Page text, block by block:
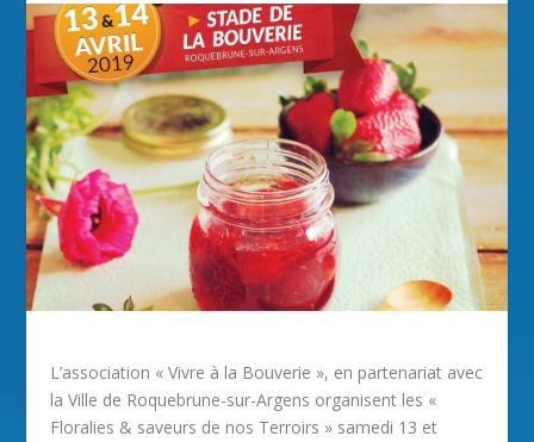
L’association « Vivre à la Bouverie », en partenariat avec
la Ville de Roquebrune-sur-Argens organisent les «
Floralies & saveurs de nos Terroirs » samedi 13 et